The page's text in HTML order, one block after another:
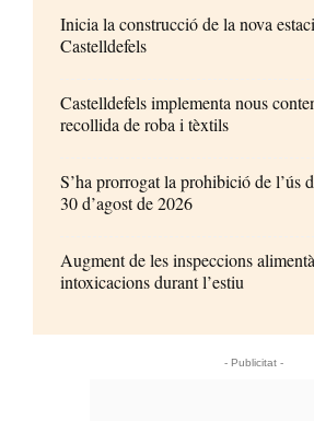
Inicia la construcció de la nova
Castelldefels
Castelldefels implementa nous
recollida de roba i tèxtils
S’ha prorrogat la prohibició de l’ús
30 d’agost de 2026
Augment de les inspeccions
intoxicacions durant l’estiu
- Publicitat -